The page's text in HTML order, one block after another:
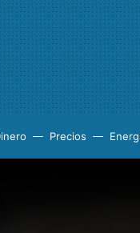
Precios